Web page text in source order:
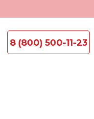
8 (800) 500-11-23